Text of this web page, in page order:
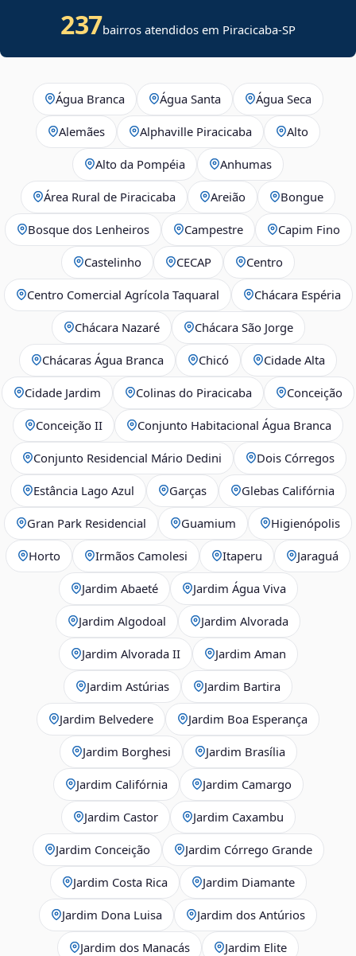
237bairros atendidos em Piracicaba-SP
Água Branca Água Santa Água Seca
Alemães Alphaville Piracicaba Alto
Alto da Pompéia Anhumas
Área Rural de Piracicaba Areião Bongue
Bosque dos Lenheiros Campestre Capim Fino
Castelinho CECAP Centro
Centro Comercial Agrícola Taquaral Chácara Espéria
Chácara Nazaré Chácara São Jorge
Chácaras Água Branca Chicó Cidade Alta
Cidade Jardim Colinas do Piracicaba Conceição
Conceição II Conjunto Habitacional Água Branca
Conjunto Residencial Mário Dedini Dois Córregos
Estância Lago Azul Garças Glebas Califórnia
Gran Park Residencial Guamium Higienópolis
Horto Irmãos Camolesi Itaperu Jaraguá
Jardim Abaeté Jardim Água Viva
Jardim Algodoal Jardim Alvorada
Jardim Alvorada II Jardim Aman
Jardim Astúrias Jardim Bartira
Jardim Belvedere Jardim Boa Esperança
Jardim Borghesi Jardim Brasília
Jardim Califórnia Jardim Camargo
Jardim Castor Jardim Caxambu
Jardim Conceição Jardim Córrego Grande
Jardim Costa Rica Jardim Diamante
Jardim Dona Luisa Jardim dos Antúrios
Jardim dos Manacás Jardim Elite